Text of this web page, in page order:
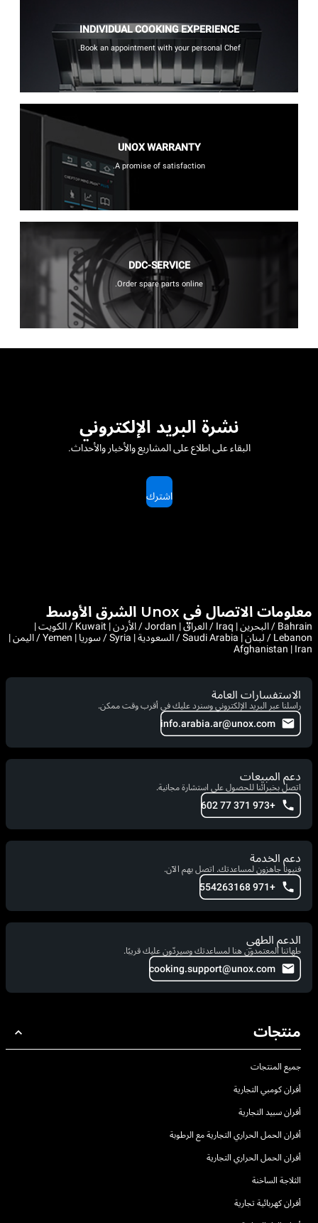
INDIVIDUAL COOKING EXPERIENCE
Book an appointment with your personal Chef.
UNOX WARRANTY
A promise of satisfaction.
DDC-SERVICE
Order spare parts online.
نشرة البريد الإلكتروني
البقاء على اطلاع على المشاريع والأخبار والأحداث.
اشترك
معلومات الاتصال في Unox الشرق الأوسط
Bahrain / البحرين | Iraq / العراق | Jordan / الأردن | Kuwait / الكويت |
Lebanon / لبنان | Saudi Arabia / السعودية | Syria / سوريا | Yemen / اليمن |
Afghanistan | Iran
الاستفسارات العامة
راسلنا عبر البريد الإلكتروني وسنرد عليك في أقرب وقت ممكن.
info.arabia.ar@unox.com
دعم المبيعات
اتصل بخبرائنا للحصول على استشارة مجانية.
+973 371 77 602
دعم الخدمة
فنيونا جاهزون لمساعدتك. اتصل بهم الآن.
+971 554263168
الدعم الطهي
طهاتنا المعتمدون هنا لمساعدتك وسيردّون عليك قريبًا.
cooking.support@unox.com
منتجات
جميع المنتجات
أفران كومبي التجارية
أفران سبيد التجارية
أفران الحمل الحراري التجارية مع الرطوبة
أفران الحمل الحراري التجارية
الثلاجة الساخنة
أفران كهربائية تجارية